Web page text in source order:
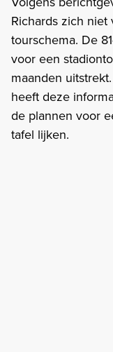
Richards zich
tourschema. De
voor een
maanden
heeft deze
de plannen voor
tafel lijken.